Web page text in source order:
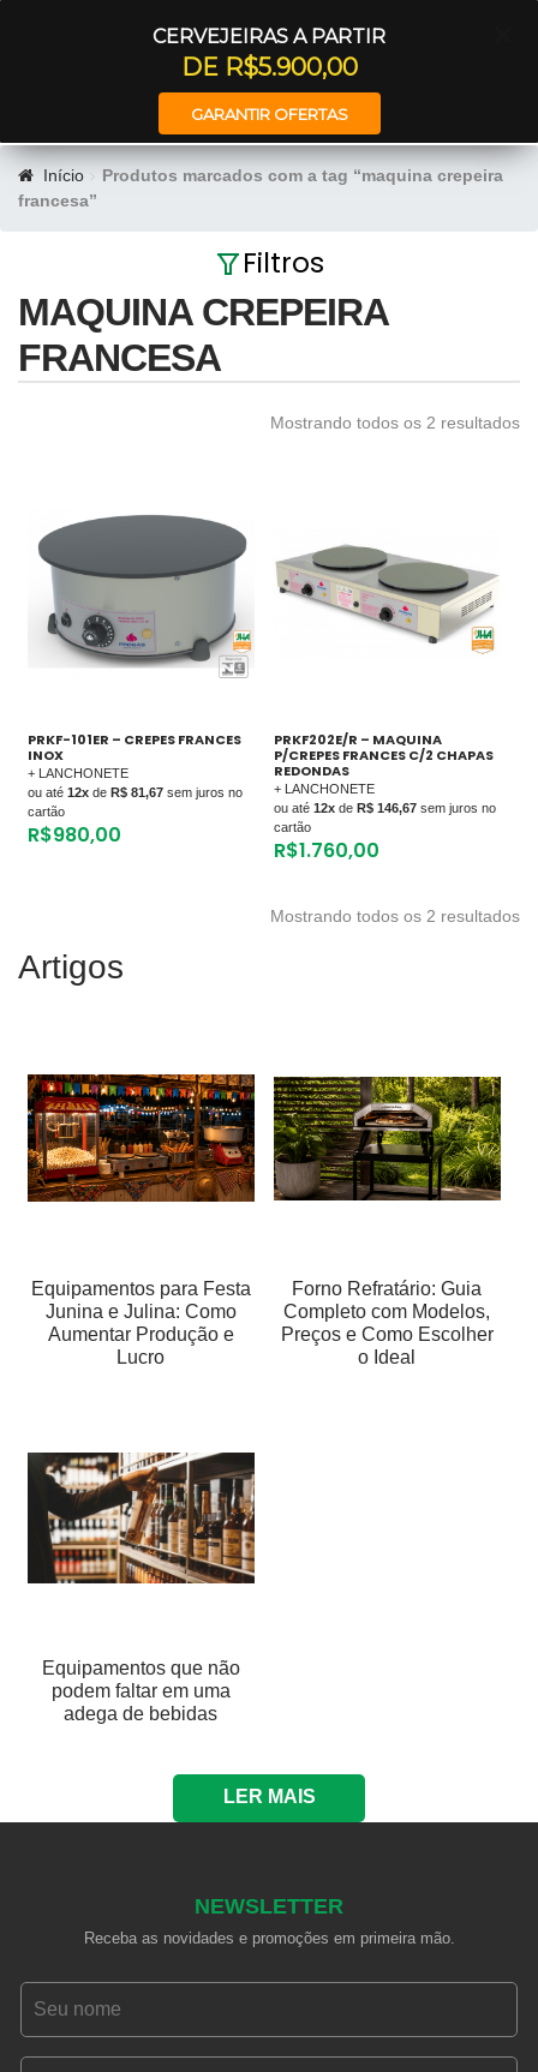
CERVEJEIRAS A PARTIR
DE R$5.900,00
GARANTIR OFERTAS
Início
Produtos marcados com a tag “maquina crepeira
francesa”
Filtros
MAQUINA CREPEIRA
FRANCESA
Mostrando todos os 2 resultados
PRKF-101ER – CREPES FRANCES
INOX
+ LANCHONETE
ou até 12x de R$ 81,67 sem juros no
cartão
R$980,00
PRKF202E/R – MAQUINA
P/CREPES FRANCES C/2 CHAPAS
REDONDAS
+ LANCHONETE
ou até 12xde R$ 146,67sem juros no
cartão
R$1.760,00
Mostrando todos os 2 resultados
Artigos
Equipamentos para Festa
Junina e Julina: Como
Aumentar Produção e
Lucro
Forno Refratário: Guia
Completo com Modelos,
Preços e Como Escolher
o Ideal
Equipamentos que não
podem faltar em uma
adega de bebidas
LER MAIS
NEWSLETTER
Receba as novidades e promoções em primeira mão.